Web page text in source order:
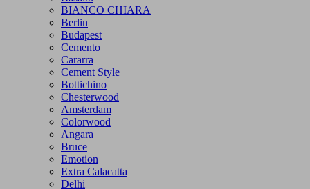
BIANCO CHIARA
Berlin
Budapest
Cemento
Cararra
Cement Style
Bottichino
Chesterwood
Amsterdam
Colorwood
Angara
Bruce
Emotion
Extra Calacatta
Delhi